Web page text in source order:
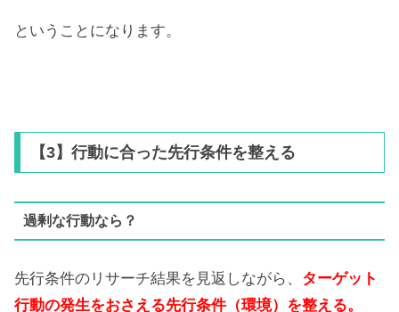
ということになります。
【3】行動に合った先行条件を整える
過剰な行動なら？
先行条件のリサーチ結果を見返しながら、 ターゲット
行動の発生をおさえる先行条件（環境）を整える。